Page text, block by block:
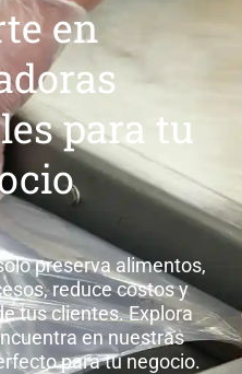
en
para tu
preserva alimentos,
reduce costos y
tus clientes. Explora
en nuestras
para tu negocio.